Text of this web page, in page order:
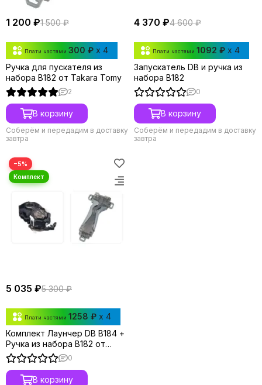
1 200 ₽1 500 ₽
Плати частями 300 ₽ x 4
Ручка для пускателя из
набора B182 от Takara Tomy
2
В корзину
Соберём и передадим в доставку
завтра
4 370 ₽4 600 ₽
Плати частями 1092 ₽ x 4
Запускатель DB и ручка из
набора B182
0
В корзину
Соберём и передадим в доставку
завтра
−5%
5 035 ₽5 300 ₽
Плати частями 1258 ₽ x 4
Комплект Лаунчер DB B184 +
Ручка из набора B182 от
Takara Tomy
0
В корзину